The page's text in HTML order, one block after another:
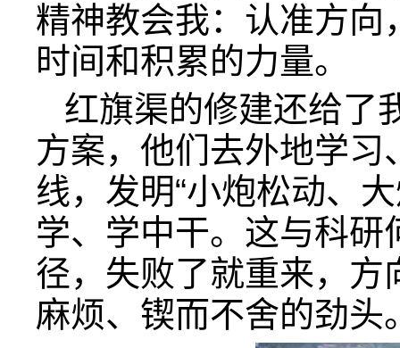
精神教会我：认准方向
时间和积累的力量。
红旗渠的修建还给了
方案，他们去外地学
线，发明“小炮松动、
学、学中干。这与科
径，失败了就重来，方
麻烦、锲而不舍的劲头